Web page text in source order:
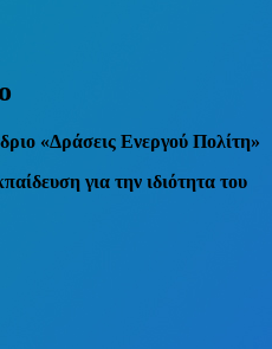
«Δράσεις Ενεργού Πολίτη»
για την ιδιότητα του